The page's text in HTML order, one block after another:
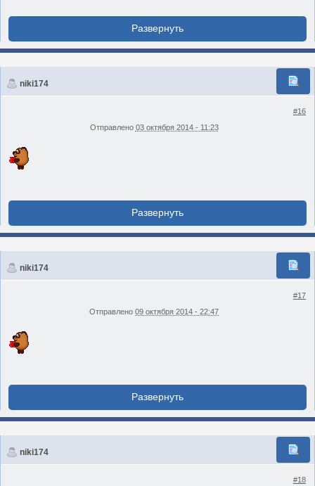
niki174
#16
Отправлено 03 октября 2014 - 11:23
niki174
#17
Отправлено 09 октября 2014 - 22:47
niki174
#18